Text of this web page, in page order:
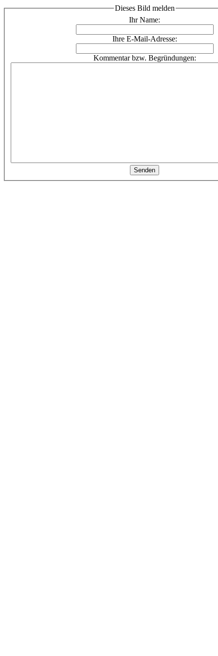
Dieses Bild melden
Ihr Name:
Ihre E-Mail-Adresse:
Kommentar bzw. Begründungen: